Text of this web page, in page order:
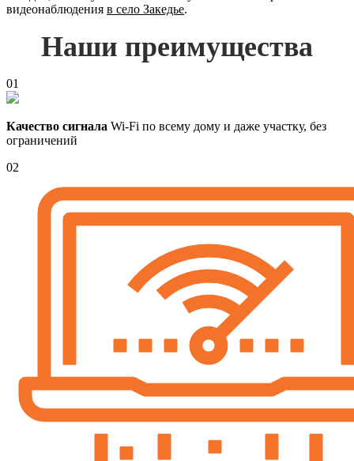
видеонаблюдения в село Закедье.
Наши преимущества
01
Качество сигнала Wi-Fi по всему дому и даже участку, без
ограничений
02